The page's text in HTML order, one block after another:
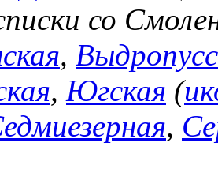
со
,
, Югская (
,